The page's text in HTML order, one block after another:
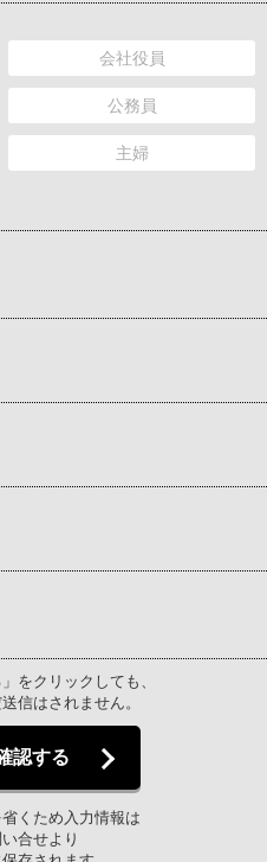
会社役員
公務員
主婦
をクリックしても、
信はされません。
認する
くため入力情報は
合せより